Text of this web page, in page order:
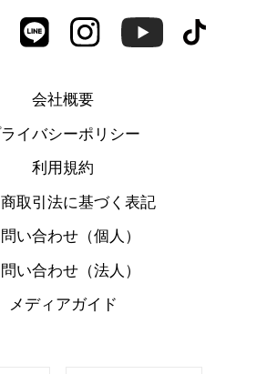
会社概要
イバシーポリシー
利用規約
取引法に基づく表記
い合わせ（個人）
い合わせ（法人）
メディアガイド